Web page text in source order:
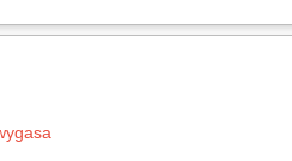
o sprawdzony model biznesowy.